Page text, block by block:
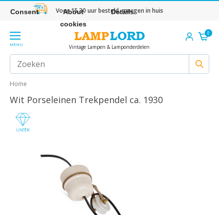
Voor 15.30 uur besteld, morgen in huis
MENU Vintage Lampen & Lamponderdelen
0
Home
Wit Porseleinen Trekpendel ca. 1930
Consent
About
cookies
Details